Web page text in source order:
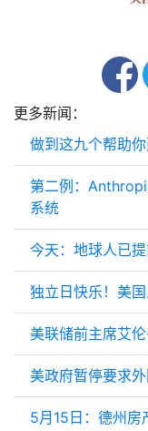
更多新闻：
做到这九个帮助
第二例：
系统
今天：地球人已
独立日快乐！美
美联储前主席艾
美政府暂停要求
5月15日：德州房